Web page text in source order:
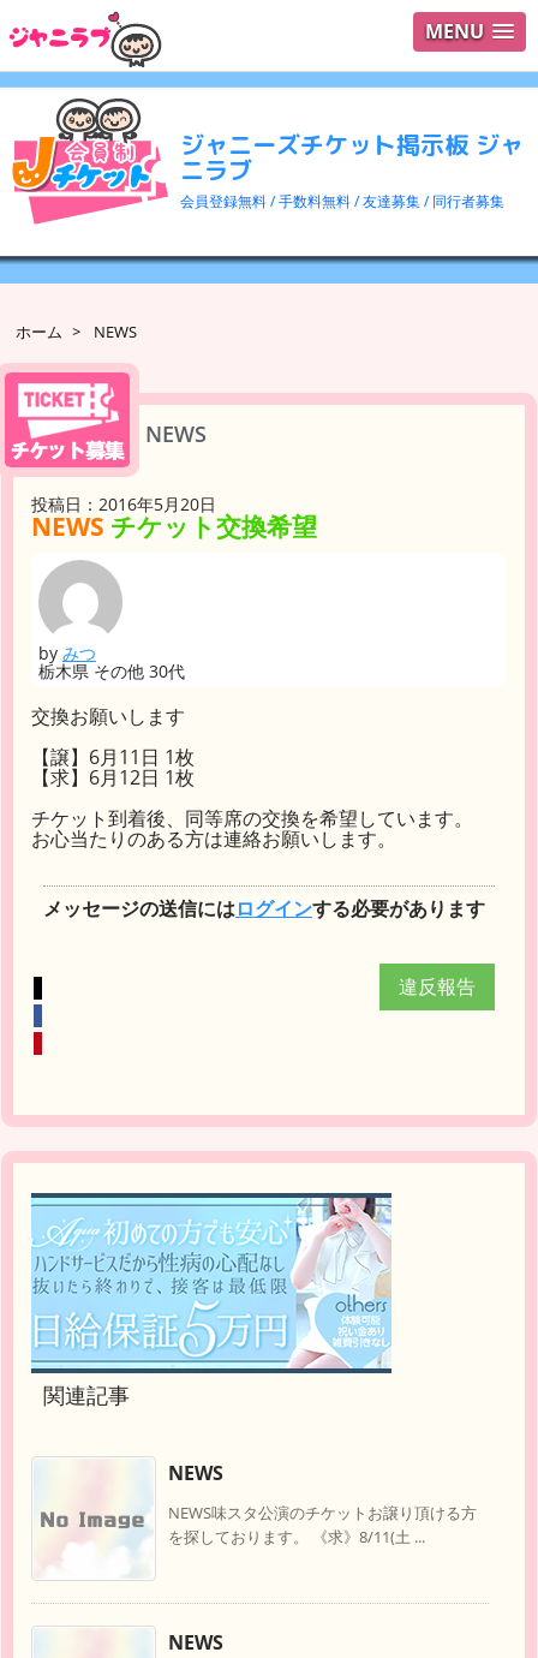
MENU
ジャニーズチケット掲示板 ジャ
ニラブ
会員登録無料 / 手数料無料 / 友達募集 / 同行者募集
ログイ
検索
ホーム > NEWS
NEWS
投稿日：2016年5月20日
NEWS チケット交換希望
by みつ
栃木県 その他 30代
交換お願いします
【譲】6月11日 1枚
【求】6月12日 1枚
チケット到着後、同等席の交換を希望しています。
お心当たりのある方は連絡お願いします。
メッセージの送信にはログインする必要があります
違反報告
関連記事
NEWS
NEWS味スタ公演のチケットお譲り頂ける方
を探しております。 《求》8/11(土 ...
NEWS